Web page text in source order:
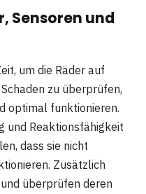
Sensoren und
um die Räder auf
zu überprüfen,
optimal funktionieren.
und Reaktionsfähigkeit
dass sie nicht
Zusätzlich
überprüfen deren